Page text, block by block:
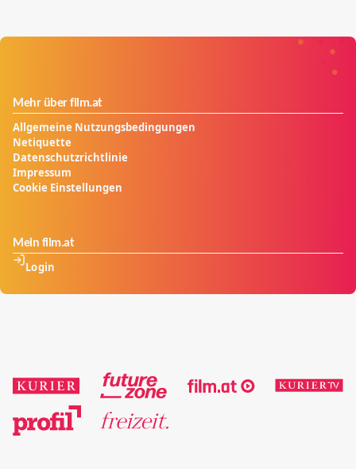
Mehr über film.at
Allgemeine Nutzungsbedingungen
Netiquette
Datenschutzrichtlinie
Impressum
Cookie Einstellungen
Mein film.at
Login